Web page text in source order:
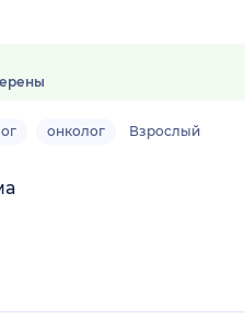
онколог Взрослый